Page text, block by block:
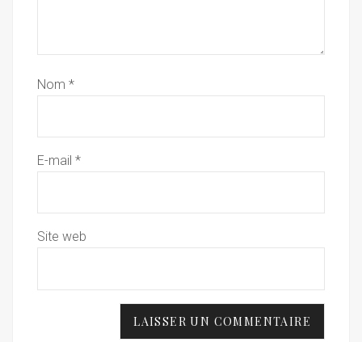
Nom *
E-mail *
Site web